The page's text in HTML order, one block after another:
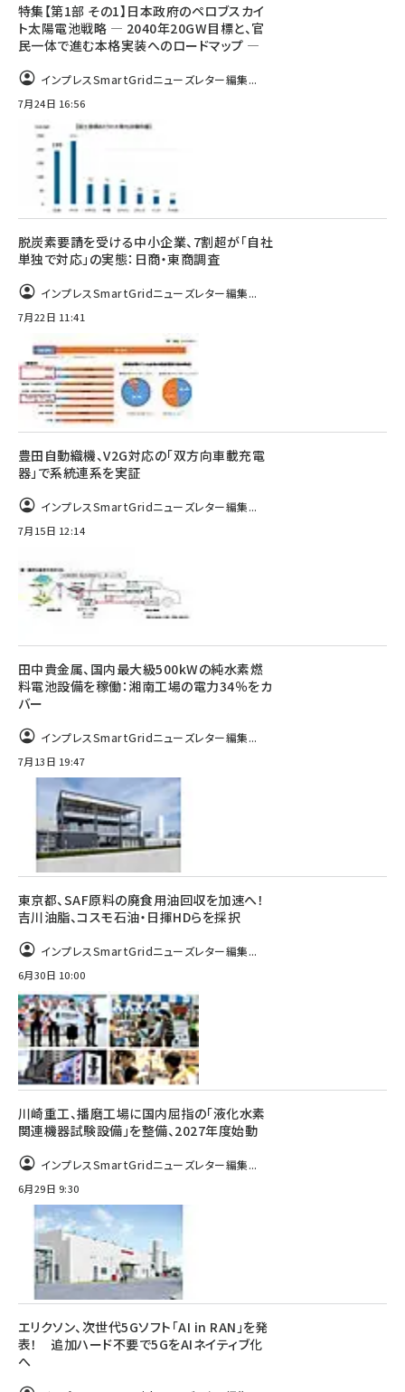
特集【第1部 その1】日本政府のペロブスカイ
ト太陽電池戦略 ― 2040年20GW目標と、官
民一体で進む本格実装へのロードマップ ―
インプレスSmartGridニューズレター編集...
7月24日 16:56
脱炭素要請を受ける中小企業、7割超が「自社
単独で対応」の実態：日商・東商調査
インプレスSmartGridニューズレター編集...
7月22日 11:41
豊田自動織機、V2G対応の「双方向車載充電
器」で系統連系を実証
インプレスSmartGridニューズレター編集...
7月15日 12:14
田中貴金属、国内最大級500kWの純水素燃
料電池設備を稼働：湘南工場の電力34％をカ
バー
インプレスSmartGridニューズレター編集...
7月13日 19:47
東京都、SAF原料の廃食用油回収を加速へ！
吉川油脂、コスモ石油・日揮HDらを採択
インプレスSmartGridニューズレター編集...
6月30日 10:00
川崎重工、播磨工場に国内屈指の「液化水素
関連機器試験設備」を整備、2027年度始動
インプレスSmartGridニューズレター編集...
6月29日 9:30
エリクソン、次世代5Gソフト「AI in RAN」を発
表！ 追加ハード不要で5GをAIネイティブ化
へ